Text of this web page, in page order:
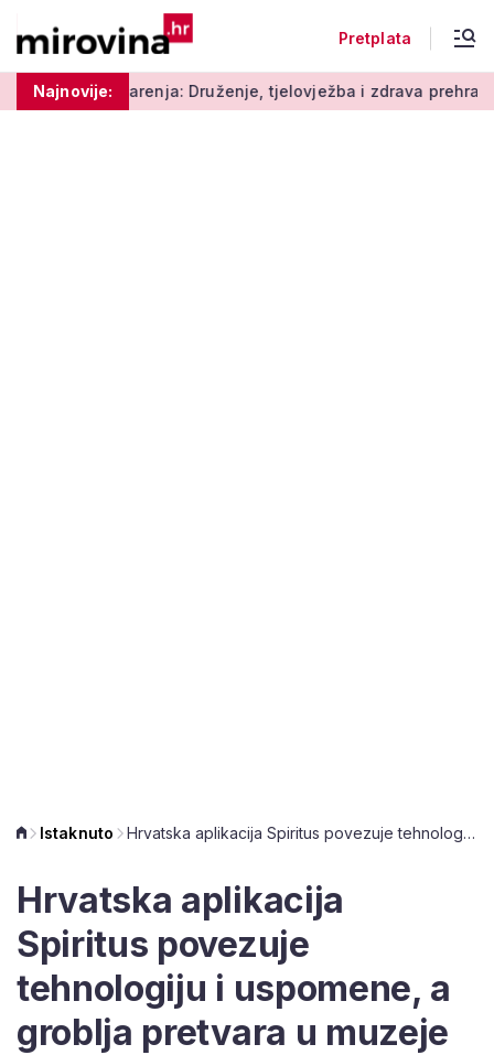
Pretplata
Najnovije:
Druženje, tjelovježba i zdrava prehrana za
Istaknuto Hrvatska aplikacija Spiritus povezuje tehnologiju i uspomene, a groblja pretvara u muzeje
Hrvatska aplikacija
Spiritus povezuje
tehnologiju i uspomene, a
groblja pretvara u muzeje